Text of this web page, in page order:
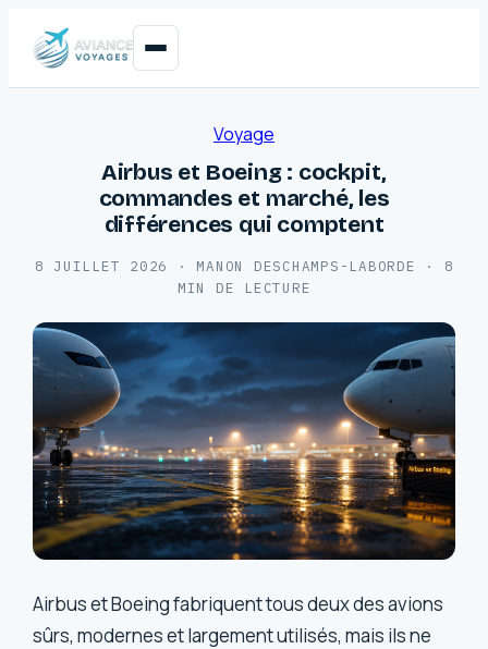
Voyage
Airbus et Boeing : cockpit,
commandes et marché, les
différences qui comptent
8 JUILLET 2026 · MANON DESCHAMPS-LABORDE ·
8
MIN DE LECTURE
Airbus et Boeing fabriquent tous deux des avions
sûrs, modernes et largement utilisés, mais ils ne